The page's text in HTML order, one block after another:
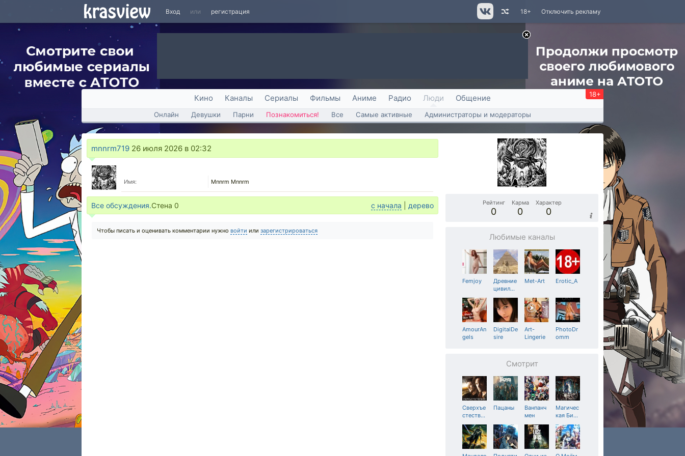
Вход или регистрация Отключить рекламу
18+
Кино Каналы Сериалы Фильмы Аниме Радио Люди Общение 18+
Онлайн Девушки Парни Познакомиться! Все Самые активные Администраторы и модераторы
mnnrm719 26 июля 2026 в 02:32
Имя: Mnnrm Mnnrm
Все обсуждения.Стена 0 с начала дерево
Чтобы писать и оценивать комментарии нужно войти или зарегистрироваться
Рейтинг
0
Карма
0
Характер
0
Любимые каналы
Femjoy
Древние
цивил…
Met-Art Erotic_A
AmourAn
gels
DigitalDe
sire
Art-
Lingerie
PhotoDr
omm
Смотрит
Сверхъе
стеств…
Пацаны
Ванпанч
мен
Магичес
кая Би…